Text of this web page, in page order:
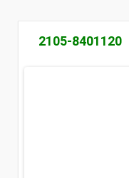
2105-8401120